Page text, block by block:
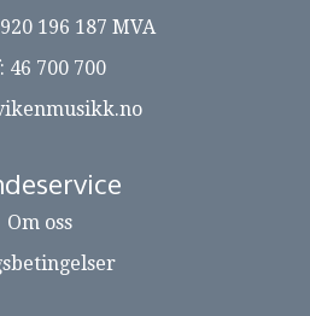
196 187 MVA
46 700 700
Om oss